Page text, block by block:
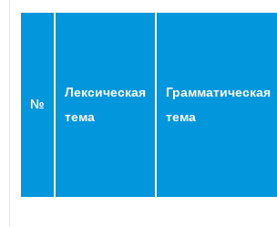
№
Лексическая
тема
Грамматическая
тема